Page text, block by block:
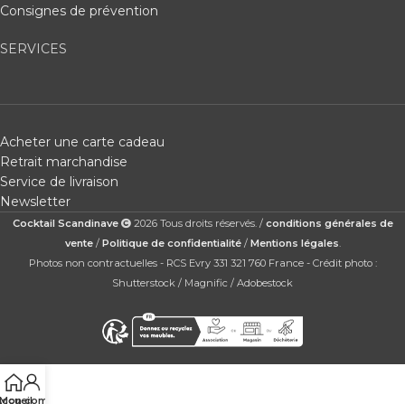
Consignes de prévention
SERVICES
Acheter une carte cadeau
Retrait marchandise
Service de livraison
Newsletter
Cocktail Scandinave 2026 Tous droits réservés. / conditions générales de
vente/ Politique de confidentialité/ Mentions légales
Photos non contractuelles - RCS Evry 331 321 760 France - Crédit photo :
Shutterstock / Magnific / Adobestock
compte